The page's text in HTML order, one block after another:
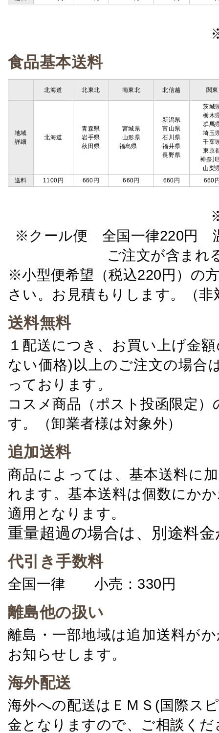
食品基本送料
北海道 北東北 南東北 北信越 関東
地域
詳細
北海道
青森県
岩手県
秋田県
宮城県
山形県
福島県
新潟県
富山県
石川県
福井県
長野県
茨城
栃木
群馬
埼玉
千葉
東京
神奈
山梨
送料
1100円 660円 660円 660円 660
※クール便 全国一律220円
ご注文が含ま
※小型便希望（税込220円）の
さい。お見積もりします。（非
送料無料
１配送につき、お買い上げ金
ない価格)以上のご注文の場合
っております。
コスメ商品（ポスト投函限定
す。（卸業者様は対象外）
追加送料
商品によっては、基本送料に
れます。基本送料は個数にか
適用となります。
重量超過の場合は、別途料
代引き手数料
全国一律 小売：330円 卸
離島他の扱い
離島・一部地域は追加送料が
お知らせします。
海外配送
海外への配送はＥＭＳ(国際ス
金となりますので、ご相談くだ